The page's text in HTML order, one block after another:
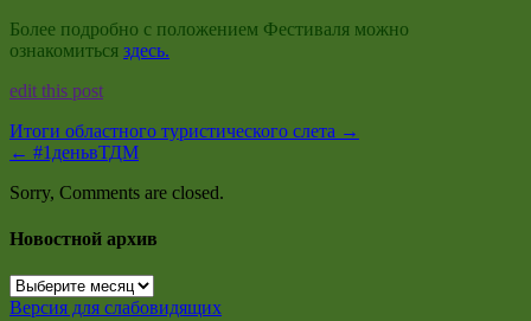
Более подробно с положением Фестиваля можно
ознакомиться здесь.
edit this post
Итоги областного туристического слета →
← #1деньвТДМ
Sorry, Comments are closed.
Новостной архив
Новостной
архив
Версия для слабовидящих